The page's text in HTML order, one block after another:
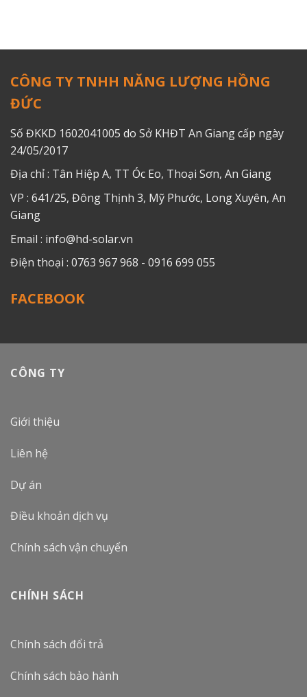
CÔNG TY TNHH NĂNG LƯỢNG HỒNG
ĐỨC
Số ĐKKD 1602041005 do Sở KHĐT An Giang cấp ngày
24/05/2017
Địa chỉ : Tân Hiệp A, TT Óc Eo, Thoại Sơn, An Giang
VP : 641/25, Đông Thịnh 3, Mỹ Phước, Long Xuyên, An
Giang
Email : info@hd-solar.vn
Điện thoại : 0763 967 968 - 0916 699 055
FACEBOOK
CÔNG TY
Giới thiệu
Liên hệ
Dự án
Điều khoản dịch vụ
Chính sách vận chuyển
CHÍNH SÁCH
Chính sách đổi trả
Chính sách bảo hành